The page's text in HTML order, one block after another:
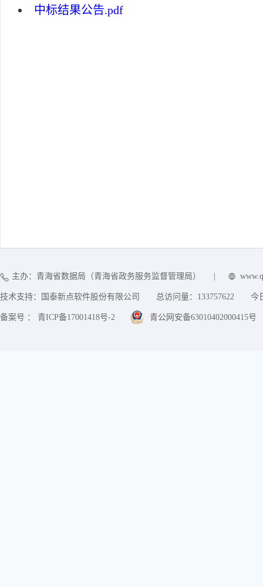
中标结果公告.pdf
主办：青海省数据局（青海省政务服务监督管理局）
技术支持：国泰新点软件股份有限公司 总访问量： 133757622 今
备案号 ： 青ICP备17001418号-2 青公网安备63010402000415号